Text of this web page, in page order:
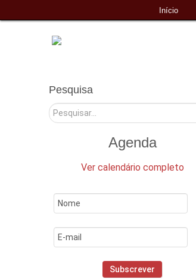
Início
Pesquisa
Pesquisar
Agenda
Ver calendário completo